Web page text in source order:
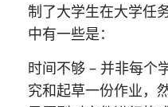
制了大学生在大学任
中有一些是：
时间不够 – 并非每个
究和起草一份作业，